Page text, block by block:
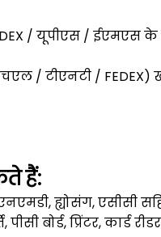
/ यूपीएस / ईएमएस के
/ टीएनटी / FEDEX)
हैं:
ह्योसंग, एसीसी
बोर्ड, प्रिंटर, कार्ड